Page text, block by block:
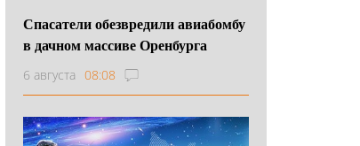
Спасатели обезвредили авиабомбу
в дачном массиве Оренбурга
6 августа 08:08